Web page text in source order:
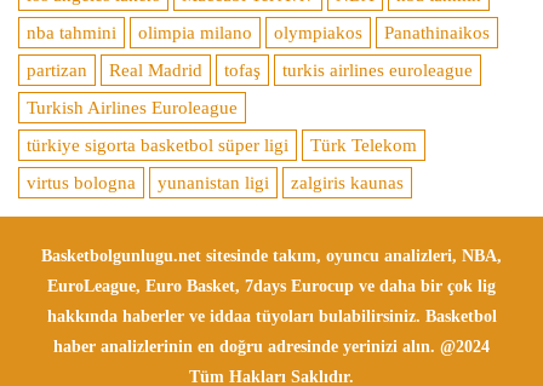
nba tahmini
olimpia milano olympiakos
Panathinaikos
partizan
Real Madrid tofaş
turkis airlines euroleague
Turkish Airlines Euroleague
türkiye sigorta basketbol süper ligi
Türk Telekom
virtus bologna
yunanistan ligi zalgiris kaunas
Basketbolgunlugu.net sitesinde takım, oyuncu analizleri, NBA,
EuroLeague, Euro Basket, 7days Eurocup ve daha bir çok lig
hakkında haberler ve iddaa tüyoları bulabilirsiniz. Basketbol
haber analizlerinin en doğru adresinde yerinizi alın. @2024
Tüm Hakları Saklıdır.